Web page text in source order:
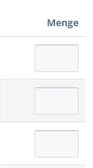
Menge